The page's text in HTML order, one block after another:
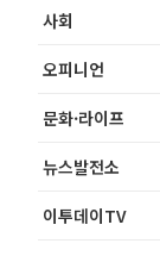
사회
오피니언
문화·라이프
뉴스발전소
이투데이TV